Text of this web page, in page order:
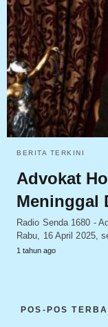
BERITA TERKINI
Advokat
Meninggal
Radio Senda 1680 -
Rabu, 16 April 2025,
1 tahun ago
POS-POS